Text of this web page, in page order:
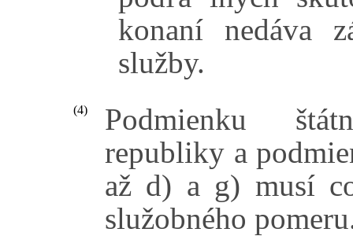
konaní nedáva
služby.
(4)
Podmienku
republiky a
až d) a g) musí
služobného